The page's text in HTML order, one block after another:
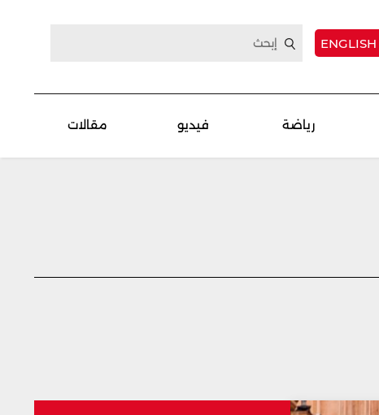
ENGLISH
رياضة فيديو مقالات